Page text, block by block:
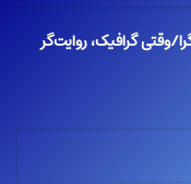
وقتی گرافیک، روایت‌گر